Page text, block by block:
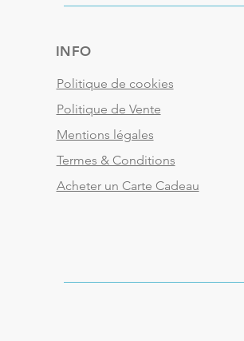
INFO
Politique de cookies
Politique de Vente
Mentions légales
Termes & Conditions
Acheter un Carte Cadeau